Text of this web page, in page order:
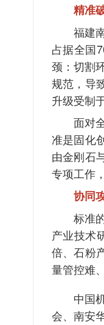
精准
福建
占据全国
颈：切割
规范，导
升级受制
面对
准是固化
由金刚石
专项工作
协同
标准
产业技术
倍、石粉
量管控难
中国
会、南安